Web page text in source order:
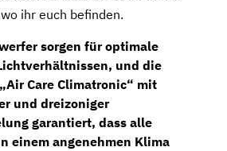
ihr euch befinden.
sorgen für optimale
und die
Care Climatronic“ mit
und dreizoniger
garantiert, dass alle
einem angenehmen Klima